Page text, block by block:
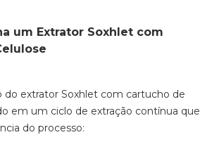
um Extrator Soxhlet com
do extrator Soxhlet com cartucho de
em um ciclo de extração contínua que
do processo: